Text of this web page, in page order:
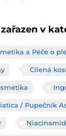
v
a Péče o
Cílená
/ Pupečník
Niacinamid